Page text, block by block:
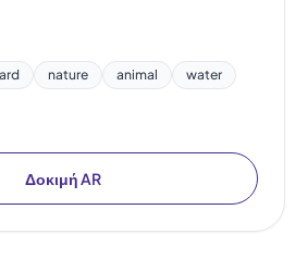
nature animal
water
Δοκιμή AR